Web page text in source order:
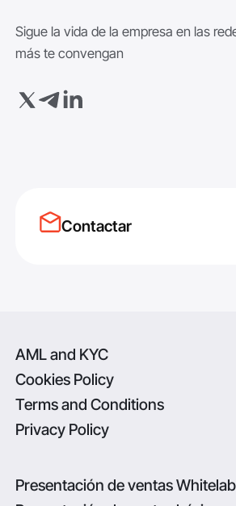
Sigue la vida de la empresa en las
más te convengan
Contactar
AML and KYC
Cookies Policy
Terms and Conditions
Privacy Policy
Presentación de ventas